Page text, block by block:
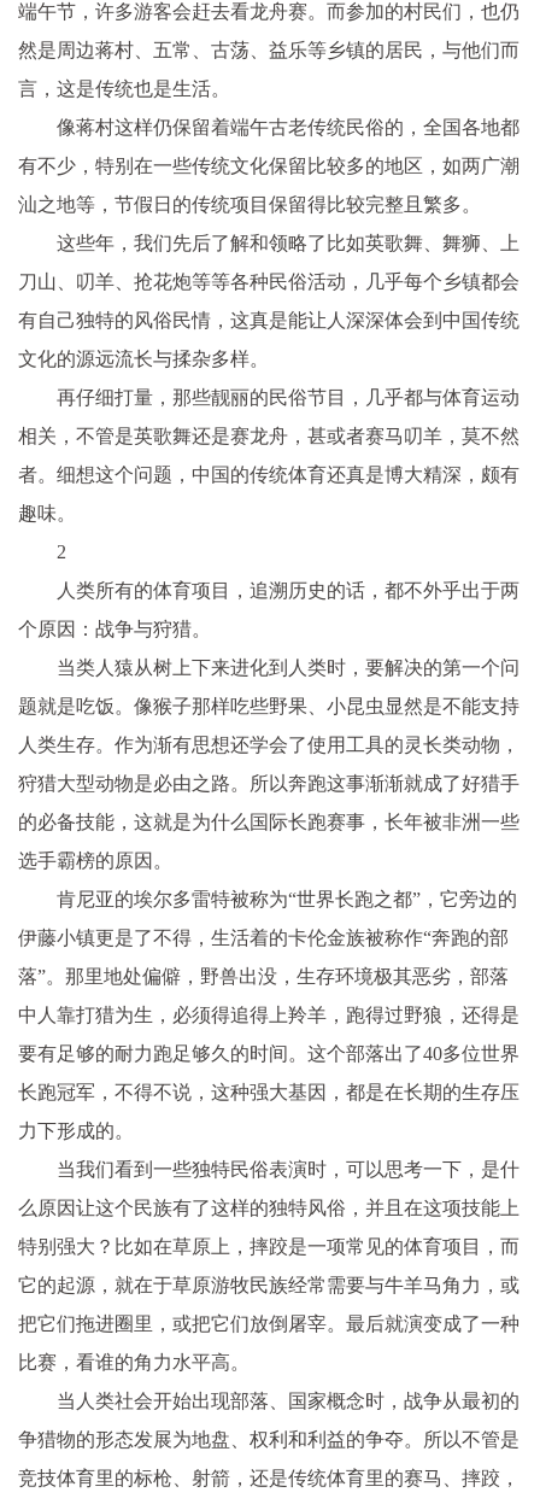
端午节，许多游客会赶去看龙舟赛。而参加的村民们，也仍
然是周边蒋村、五常、古荡、益乐等乡镇的居民，与他们而
言，这是传统也是生活。
像蒋村这样仍保留着端午古老传统民俗的，全国各地都
有不少，特别在一些传统文化保留比较多的地区，如两广潮
汕之地等，节假日的传统项目保留得比较完整且繁多。
这些年，我们先后了解和领略了比如英歌舞、舞狮、上
刀山、叨羊、抢花炮等等各种民俗活动，几乎每个乡镇都会
有自己独特的风俗民情，这真是能让人深深体会到中国传统
文化的源远流长与揉杂多样。
再仔细打量，那些靓丽的民俗节目，几乎都与体育运动
相关，不管是英歌舞还是赛龙舟，甚或者赛马叨羊，莫不然
者。细想这个问题，中国的传统体育还真是博大精深，颇有
趣味。
2
人类所有的体育项目，追溯历史的话，都不外乎出于两
个原因：战争与狩猎。
当类人猿从树上下来进化到人类时，要解决的第一个问
题就是吃饭。像猴子那样吃些野果、小昆虫显然是不能支持
人类生存。作为渐有思想还学会了使用工具的灵长类动物，
狩猎大型动物是必由之路。所以奔跑这事渐渐就成了好猎手
的必备技能，这就是为什么国际长跑赛事，长年被非洲一些
选手霸榜的原因。
肯尼亚的埃尔多雷特被称为“世界长跑之都”，它旁边的
伊藤小镇更是了不得，生活着的卡伦金族被称作“奔跑的部
落”。那里地处偏僻，野兽出没，生存环境极其恶劣，部落
中人靠打猎为生，必须得追得上羚羊，跑得过野狼，还得是
要有足够的耐力跑足够久的时间。这个部落出了40多位世界
长跑冠军，不得不说，这种强大基因，都是在长期的生存压
力下形成的。
当我们看到一些独特民俗表演时，可以思考一下，是什
么原因让这个民族有了这样的独特风俗，并且在这项技能上
特别强大？比如在草原上，摔跤是一项常见的体育项目，而
它的起源，就在于草原游牧民族经常需要与牛羊马角力，或
把它们拖进圈里，或把它们放倒屠宰。最后就演变成了一种
比赛，看谁的角力水平高。
当人类社会开始出现部落、国家概念时，战争从最初的
争猎物的形态发展为地盘、权利和利益的争夺。所以不管是
竞技体育里的标枪、射箭，还是传统体育里的赛马、摔跤，